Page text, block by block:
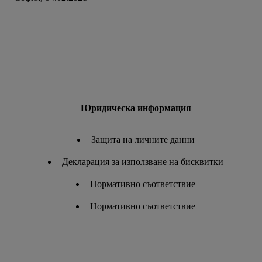
Юридическа информация
Защита на личните данни
Декларация за използване на бисквитки
Нормативно съответствие
Нормативно съответствие